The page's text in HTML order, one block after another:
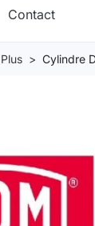
Contact
Cylindre